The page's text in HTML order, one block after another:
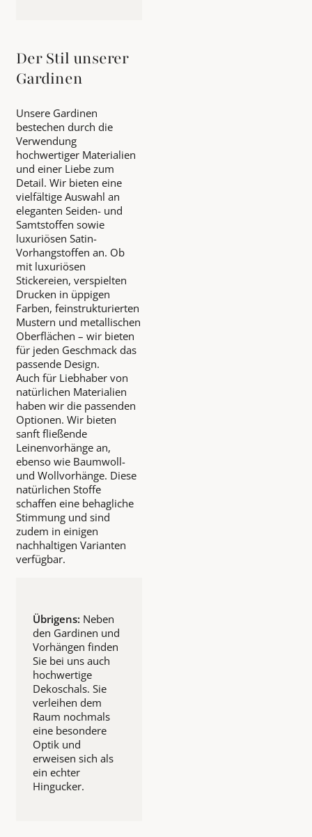
Der Stil unserer
Gardinen
Unsere Gardinen
bestechen durch die
Verwendung
hochwertiger Materialien
und einer Liebe zum
Detail. Wir bieten eine
vielfältige Auswahl an
eleganten Seiden- und
Samtstoffen sowie
luxuriösen Satin-
Vorhangstoffen an. Ob
mit luxuriösen
Stickereien, verspielten
Drucken in üppigen
Farben, feinstrukturierten
Mustern und metallischen
Oberflächen – wir bieten
für jeden Geschmack das
passende Design.
Auch für Liebhaber von
natürlichen Materialien
haben wir die passenden
Optionen. Wir bieten
sanft fließende
Leinenvorhänge an,
ebenso wie Baumwoll-
und Wollvorhänge. Diese
natürlichen Stoffe
schaffen eine behagliche
Stimmung und sind
zudem in einigen
nachhaltigen Varianten
verfügbar.
Übrigens: Neben
den Gardinen und
Vorhängen finden
Sie bei uns auch
hochwertige
Dekoschals. Sie
verleihen dem
Raum nochmals
eine besondere
Optik und
erweisen sich als
ein echter
Hingucker.